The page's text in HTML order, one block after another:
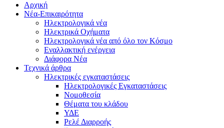
Αρχική
Νέα-Επικαιρότητα
Ηλεκτρολογικά νέα
Ηλεκτρικά Οχήματα
Ηλεκτρολογικά νέα από όλο τον Κόσμο
Εναλλακτική ενέργεια
Διάφορα Νέα
Τεχνικά άρθρα
Ηλεκτρικές εγκαταστάσεις
Ηλεκτρολογικές Εγκαταστάσεις
Νομοθεσία
Θέματα του κλάδου
ΥΔΕ
Ρελέ Διαρροής